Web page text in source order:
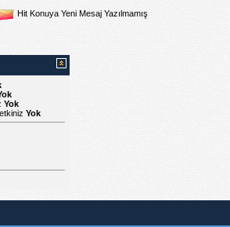
Hit Konuya Yeni Mesaj Yazılmamış
Yok
Yok